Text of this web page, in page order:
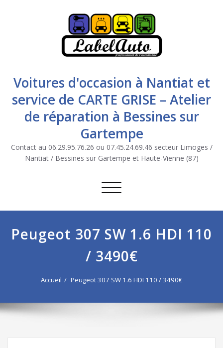
Voitures d'occasion à Nantiat et
service de CARTE GRISE – Atelier
de réparation à Bessines sur
Gartempe
Contact au 06.29.95.76.26 ou 07.45.24.69.46 secteur Limoges /
Nantiat / Bessines sur Gartempe et Haute-Vienne (87)
Afficher/masquer la navigation
Peugeot 307 SW 1.6 HDI 110
/ 3490€
Accueil Peugeot 307 SW 1.6 HDI 110 / 3490€